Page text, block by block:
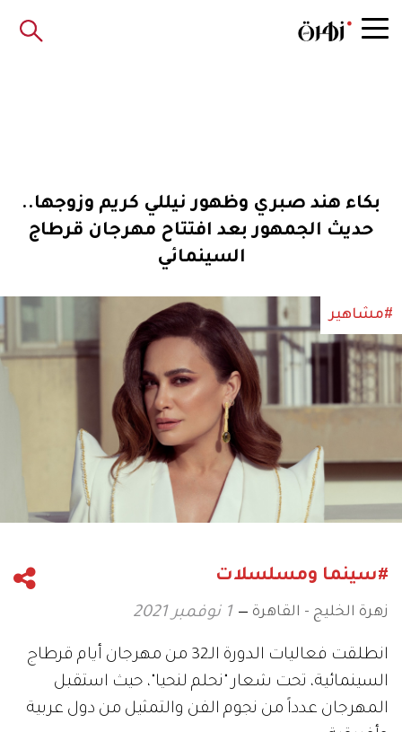
بكاء هند صبري وظهور نيللي كريم وزوجها..
حديث الجمهور بعد افتتاح مهرجان قرطاج
السينمائي
#مشاهير
#سينما ومسلسلات
زهرة الخليج - القاهرة 1 نوفمبر 2021
انطلقت فعاليات الدورة الـ32 من مهرجان أيام قرطاج
السينمائية، تحت شعار "نحلم لنحيا"، حيث استقبل
المهرجان عدداً من نجوم الفن والتمثيل من دول عربية